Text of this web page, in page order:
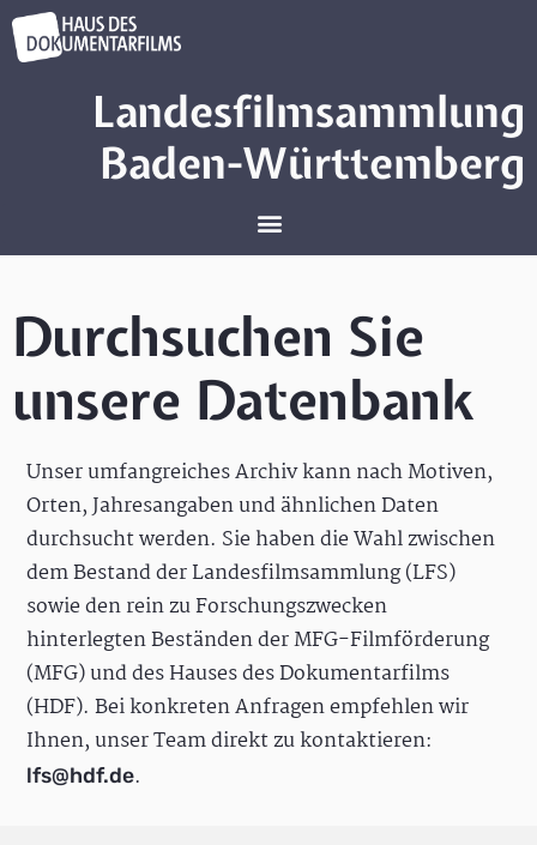
Landesfilmsammlung
Baden-Württemberg
Durchsuchen Sie
unsere Datenbank
Unser umfangreiches Archiv kann nach Motiven,
Orten, Jahresangaben und ähnlichen Daten
durchsucht werden. Sie haben die Wahl zwischen
dem Bestand der Landesfilmsammlung (LFS)
sowie den rein zu Forschungszwecken
hinterlegten Beständen der MFG-Filmförderung
(MFG) und des Hauses des Dokumentarfilms
(HDF). Bei konkreten Anfragen empfehlen wir
Ihnen, unser Team direkt zu kontaktieren:
lfs@hdf.de.